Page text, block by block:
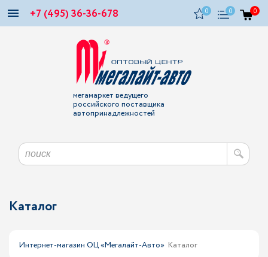
+7 (495) 36-36-678 0 0 0
мегамаркет ведущего
российского поставщика
автопринадлежностей
Каталог
Интернет-магазин ОЦ «Мегалайт-Авто» Каталог